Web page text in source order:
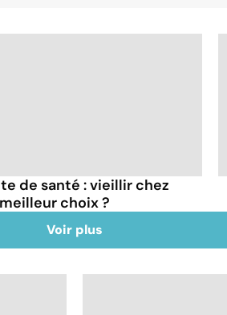
de santé : vieillir chez
choix ?
Voir plus